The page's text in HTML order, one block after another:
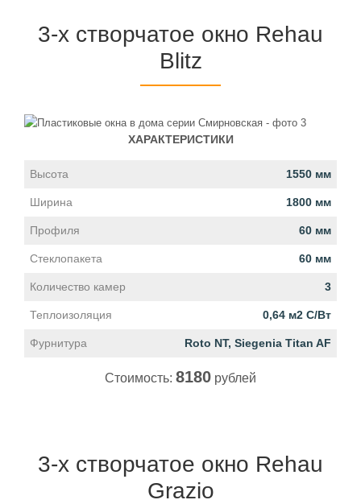
3-х створчатое окно Rehau
Blitz
ХАРАКТЕРИСТИКИ
Высота 1550 мм
Ширина 1800 мм
Профиля 60 мм
Стеклопакета 60 мм
Количество камер 3
Теплоизоляция 0,64 м2 С/Вт
Фурнитура Roto NT, Siegenia Titan AF
Стоимость: 8180 рублей
3-х створчатое окно Rehau
Grazio